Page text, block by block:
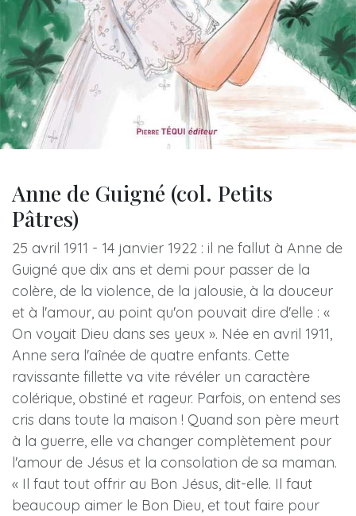
Anne de Guigné (col. Petits
Pâtres)
25 avril 1911 - 14 janvier 1922 : il ne fallut à Anne de
Guigné que dix ans et demi pour passer de la
colère, de la violence, de la jalousie, à la douceur
et à l'amour, au point qu'on pouvait dire d'elle : «
On voyait Dieu dans ses yeux ». Née en avril 1911,
Anne sera l'aînée de quatre enfants. Cette
ravissante fillette va vite révéler un caractère
colérique, obstiné et rageur. Parfois, on entend ses
cris dans toute la maison ! Quand son père meurt
à la guerre, elle va changer complètement pour
l'amour de Jésus et la consolation de sa maman.
« Il faut tout offrir au Bon Jésus, dit-elle. Il faut
beaucoup aimer le Bon Dieu, et tout faire pour